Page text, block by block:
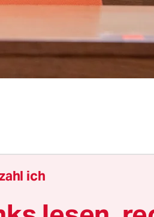
Land geschieht, und
dieses
den man mal den
ich